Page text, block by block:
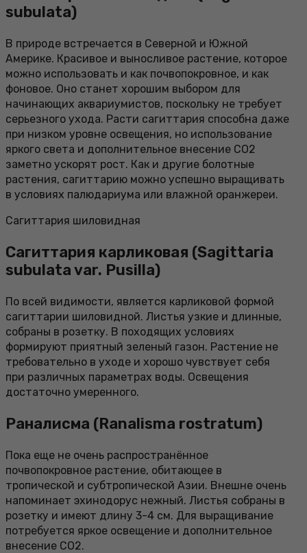
subulata)
В природе встречается в Северной и Южной
Америке. Красивое и выносливое растение, которое
можно использовать и как почвопокровное, и как
фоновое. Оно станет хорошим выбором для
начинающих аквариумистов, поскольку не требует
серьезного ухода. Расти сагиттария способна даже
при низком уровне освещения, но использование
яркого света и дополнительное внесение СО2
заметно ускорят рост. Как и другие болотные
растения, сагиттарию можно успешно выращивать
в условиях палюдариума или влажной оранжереи.
Сагиттария шиловидная
Сагиттария карликовая (Sagittaria
subulata var. Pusilla)
По всей видимости, является карликовой формой
сагиттарии шиловидной. Листья узкие и длинные,
собраны в розетку. В походящих условиях
формируют приятный зеленый газон. Растение не
требовательно в уходе и хорошо чувствует себя
при различных параметрах воды. Освещения
достаточно умеренного.
Раналисма (Ranalisma rostratum)
Пока еще не очень распространённое
почвопокровное растение, обитающее в
тропической и субтропической Азии. Внешне очень
напоминает эхинодорус нежный. Листья собраны в
розетку и имеют длину 3-4 см. Для выращивание
потребуется яркое освещение и дополнительное
внесение СО2.